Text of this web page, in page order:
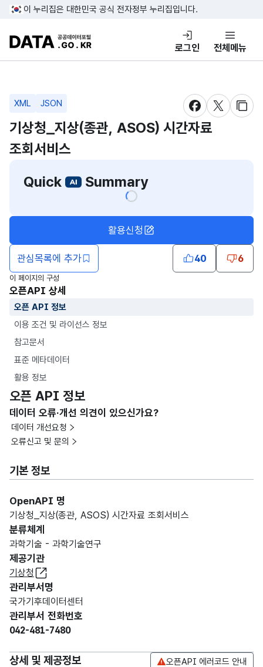
콘텐츠 바로가기
푸터 바로가기
이 누리집은 대한민국 공식 전자정부 누리집입니다.
DATA.GO.KR 공공데이터포털
로그인 전체메뉴
XML JSON
새창 열림새창 열림
새창
기상청_지상(종관, ASOS) 시간자료
조회서비스
Quick
Summary
관심목록에 추가
활용신청
40 6
이 페이지의 구성
오픈API 상세
오픈 API 정보
이용 조건 및 라이선스 정보
참고문서
표준 메타데이터
활용 정보
오픈 API 정보
데이터 오류·개선 의견이 있으신가요?
데이터 개선요청
오류신고 및 문의
기본 정보
OpenAPI 명
기상청_지상(종관, ASOS) 시간자료 조회서비스
분류체계
과학기술 - 과학기술연구
제공기관
기상청
관리부서명
국가기후데이터센터
관리부서 전화번호
042-481-7480
상세 및 제공정보 오픈API 에러코드 안내